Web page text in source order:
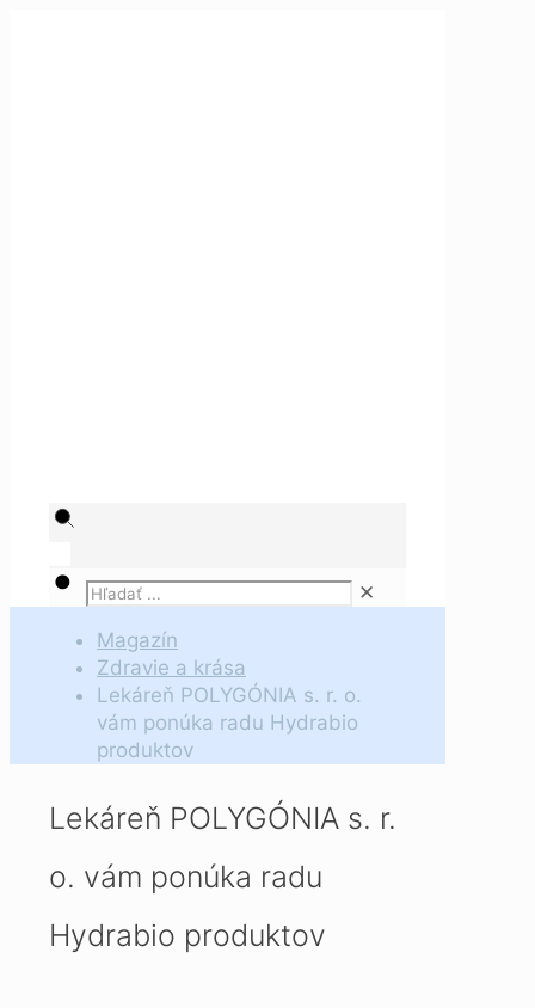
✕
Magazín
Zdravie a krása
Lekáreň POLYGÓNIA s. r. o.
vám ponúka radu Hydrabio
produktov
Lekáreň POLYGÓNIA s. r.
o. vám ponúka radu
Hydrabio produktov